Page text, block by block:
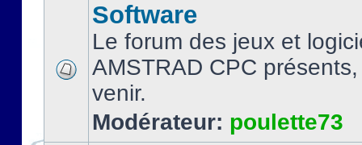
Software
Le forum des jeux et
AMSTRAD CPC
venir.
Modérateur: poulette73